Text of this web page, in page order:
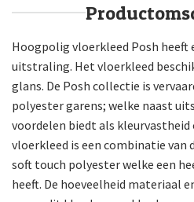
Hoogpolig vloerkleed Posh heeft
uitstraling. Het vloerkleed
glans. De Posh collectie is
polyester garens; welke naast
voordelen biedt als
vloerkleed is een combinatie van
soft touch polyester welke een
heeft. De hoeveelheid materiaal